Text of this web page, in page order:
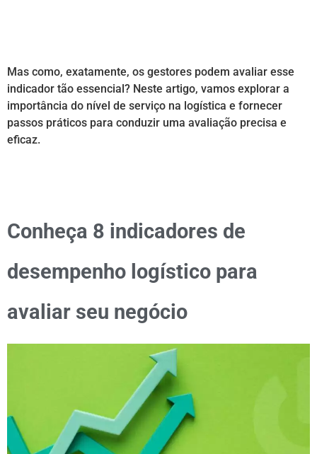
Mas como, exatamente, os gestores podem avaliar esse
indicador tão essencial? Neste artigo, vamos explorar a
importância do nível de serviço na logística e fornecer
passos práticos para conduzir uma avaliação precisa e
eficaz.
Conheça 8 indicadores de
desempenho logístico para
avaliar seu negócio